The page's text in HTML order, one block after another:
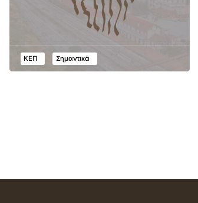
ΚΕΠ Σημαντικά